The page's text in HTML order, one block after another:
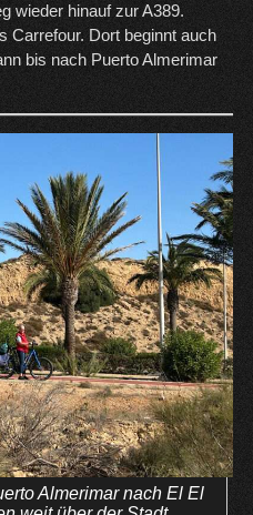
wieder hinauf zur A389.
Carrefour. Dort beginnt auch
bis nach Puerto Almerimar
Almerimar nach El El